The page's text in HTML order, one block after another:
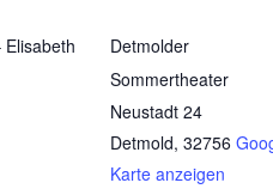
Elisabeth
Detmolder
Sommertheater
Neustadt 24
Detmold, 32756
Karte anzeigen